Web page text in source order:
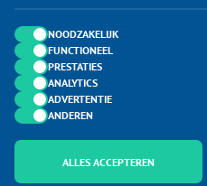
DUIJVELAAR E-COMMERCE
CONTACTEN
NOODZAKELIJK
FUNCTIONEEL
PRESTATIES
ANALYTICS
ADVERTENTIE
ANDEREN
ALLES ACCEPTEREN